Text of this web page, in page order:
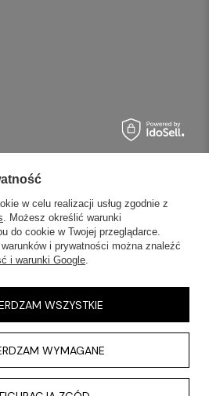
w celu realizacji usług zgodnie z
. Możesz określić warunki
do cookie w Twojej przeglądarce.
i prywatności można znaleźć
i warunki Google.
WYMAGANE
WSZYSTKIE